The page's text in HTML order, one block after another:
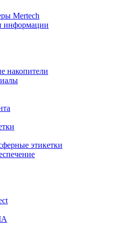
Mertech
информации
накопители
этикетки